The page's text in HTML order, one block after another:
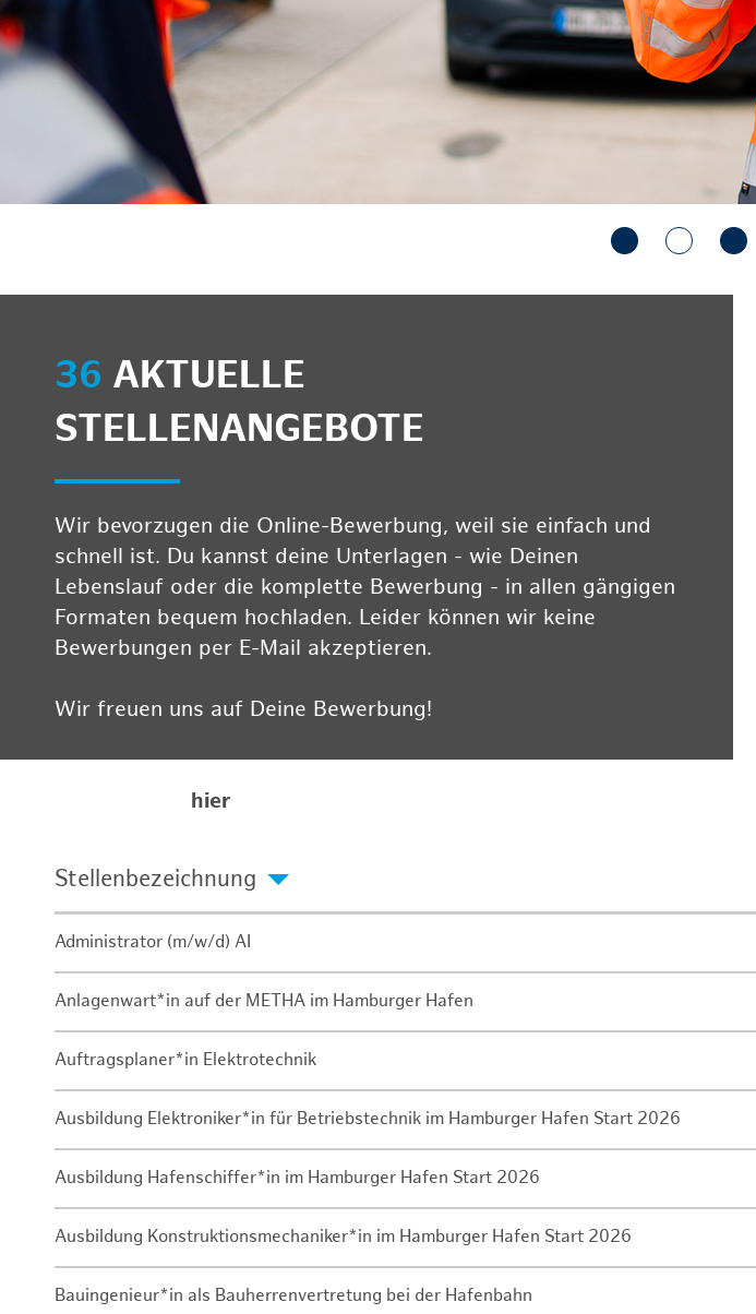
anzeigen/schließen
36 AKTUELLE
STELLENANGEBOTE
Wir bevorzugen die Online-Bewerbung, weil sie einfach und
schnell ist. Du kannst deine Unterlagen - wie Deinen
Lebenslauf oder die komplette Bewerbung - in allen gängigen
Formaten bequem hochladen. Leider können wir keine
Bewerbungen per E-Mail akzeptieren.
Wir freuen uns auf Deine Bewerbung!
hier
Stellenbezeichnung
Administrator (m/w/d) AI
Anlagenwart*in auf der METHA im Hamburger Hafen
Auftragsplaner*in Elektrotechnik
Ausbildung Elektroniker*in für Betriebstechnik im Hamburger Hafen Start 2026
Ausbildung Hafenschiffer*in im Hamburger Hafen Start 2026
Ausbildung Konstruktionsmechaniker*in im Hamburger Hafen Start 2026
Bauingenieur*in als Bauherrenvertretung bei der Hafenbahn